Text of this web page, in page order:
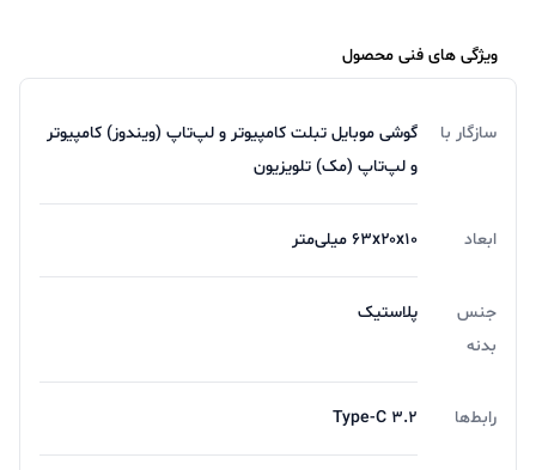
ویژگی های فنی محصول
سازگار با
گوشی موبایل تبلت کامپیوتر و لپ‌تاپ (ویندوز) کامپیوتر
و لپ‌تاپ (مک) تلویزیون
ابعاد ۶۳x۲۰x۱۰ میلی‌متر
جنس
بدنه
پلاستیک
رابط‌ها 3.2 Type-C